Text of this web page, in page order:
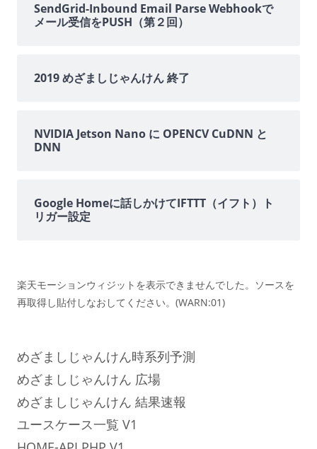
SendGrid-Inbound Email Parse Webhookで
メール受信をPUSH（第２回）
2019 めざましじゃんけん 終了
NVIDIA Jetson Nano に OPENCV CuDNN と
DNN
Google Homeに話しかけてIFTTT（イフト）ト
リガー設定
楽天モーションウィジットを表示できませんでした。ソースを
再取得し貼付しなおしてください。(WARN:01)
めざましじゃんけん時系列予測
めざましじゃんけん 広場
めざましじゃんけん 結果速報
ユースケース一覧 V1